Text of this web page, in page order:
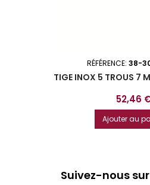
RÉFÉRENCE: 38-
TIGE INOX 5 TROUS 7
Prix
52,46
Ajouter au
Suivez-nous